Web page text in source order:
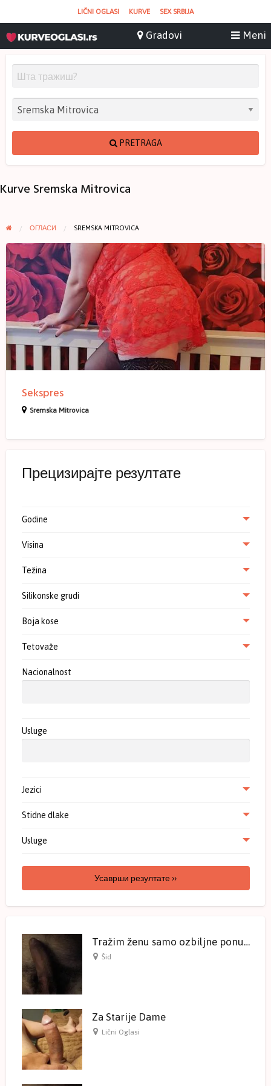
LIČNI OGLASI KURVE SEX SRBIJA
PRETRAGA
Kurve Sremska Mitrovica
ОГЛАСИ SREMSKA MITROVICA
Sekspres
Sekspres
Sremska Mitrovica
Прецизирајте резултате
Godine
Visina
Težina
Silikonske grudi
Boja kose
Tetovaže
Nacionalnost
Usluge
Jezici
Stidne dlake
Usluge
Усаврши резултате ››
Tražim ženu samo ozbiljne ponude
Šid
Za Starije Dame
Lični Oglasi